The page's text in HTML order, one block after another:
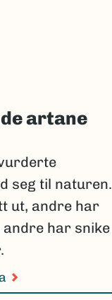
artane
seg til naturen.
ut, andre har
har snike